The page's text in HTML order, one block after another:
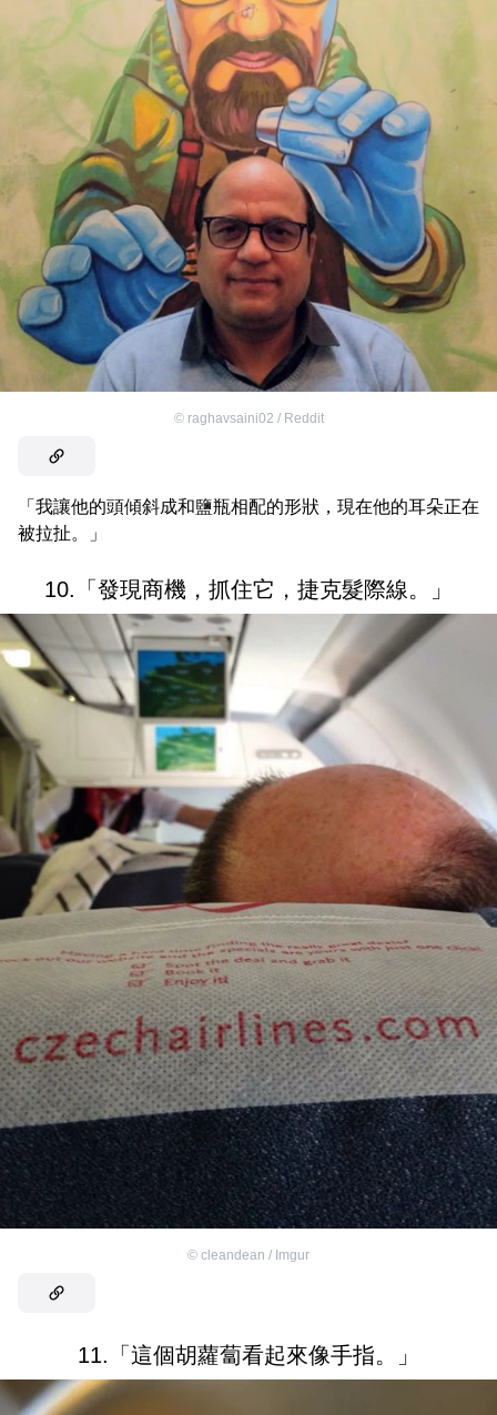
© raghavsaini02 / Reddit
「我讓他的頭傾斜成和鹽瓶相配的形狀，現在他的耳朵正在
被拉扯。」
10.「發現商機，抓住它，捷克髮際線。」
© cleandean / Imgur
11.「這個胡蘿蔔看起來像手指。」